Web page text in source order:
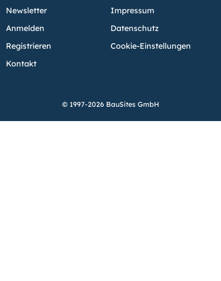
Newsletter
Anmelden
Registrieren
Kontakt
Impressum
Datenschutz
Cookie-Einstellungen
© 1997-2026 BauSites GmbH